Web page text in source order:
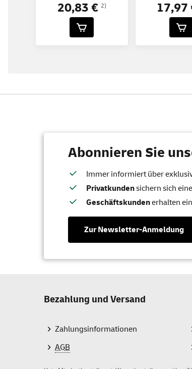
20,83 € 2)
Abonnieren Sie
Immer informiert über
Privatkundensichern sich
Geschäftskundenerhalten
Zur Newsletter-Anmeldung
Bezahlung und Versand
Zahlungsinformationen
AGB